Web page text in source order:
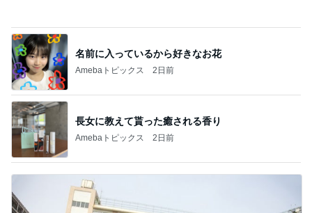
長女に教えて貰った癒される香り
Amebaトピックス 2日前